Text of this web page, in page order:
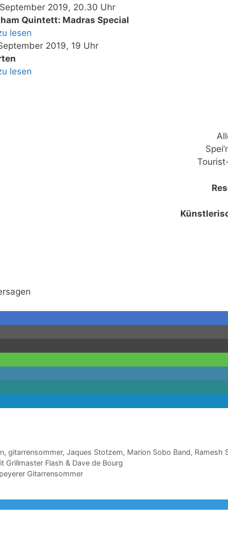
2019, 20.30 Uhr
Quintett: Madras Special
lesen
2019, 19 Uhr
lesen
, gitarrensommer, Jaques Stotzem, Marion Sobo Band, Ramesh
Grillmaster Flash & Dave de Bourg
Gitarrensommer